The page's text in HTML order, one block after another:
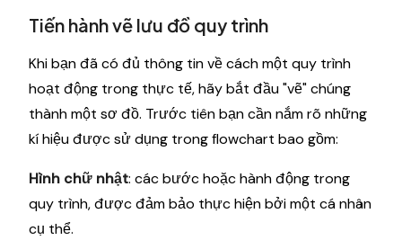
Tiến hành vẽ lưu đồ quy trình
Khi bạn đã có đủ thông tin về cách một quy trình
hoạt động trong thực tế, hãy bắt đầu "vẽ" chúng
thành một sơ đồ. Trước tiên bạn cần nắm rõ những
kí hiệu được sử dụng trong flowchart bao gồm:
Hình chữ nhật: các bước hoặc hành động trong
quy trình, được đảm bảo thực hiện bởi một cá nhân
cụ thể.